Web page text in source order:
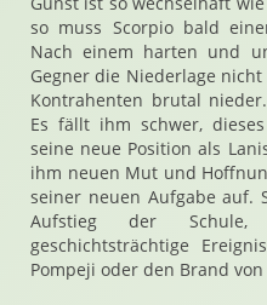
so muss Scorpio bald
Nach einem harten und
Gegner die Niederlage
Kontrahenten brutal
Es fällt ihm schwer,
seine neue Position als
ihm neuen Mut und
seiner neuen Aufgabe auf.
Aufstieg der
geschichtsträchtige
Pompeji oder den Brand von